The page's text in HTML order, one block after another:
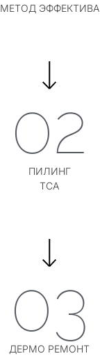
МЕТОД ЭФФЕКТИВА
02
ПИЛИНГ
TCA
03
ДЕРМО РЕМОНТ